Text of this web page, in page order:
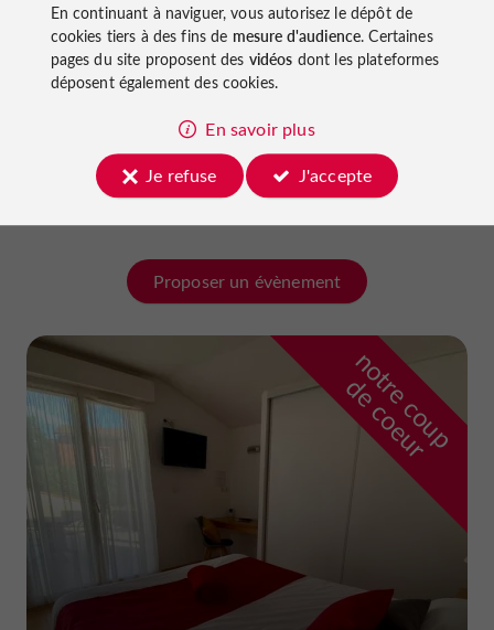
Soirée primeur de Berticot
Divers
21/11/2026
Proposer un évènement
n
o
t
r
e
c
o
u
p
d
e
c
o
e
u
r
En continuant à naviguer, vous autorisez le dépôt de
cookies tiers à des fins de mesure d'audience. Certaines
pages du site proposent des vidéos dont les plateformes
déposent également des cookies.
En savoir plus
Je refuse
J'accepte